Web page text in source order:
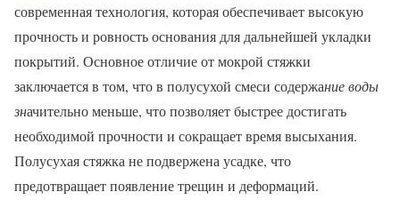
современная технология, которая обеспечивает высокую
прочность и ровность основания для дальнейшей укладки
покрытий. Основное отличие от мокрой стяжки
заключается в том, что в полусухой смеси содержание воды
значительно меньше, что позволяет быстрее достигать
необходимой прочности и сокращает время высыхания.
Полусухая стяжка не подвержена усадке, что
предотвращает появление трещин и деформаций.